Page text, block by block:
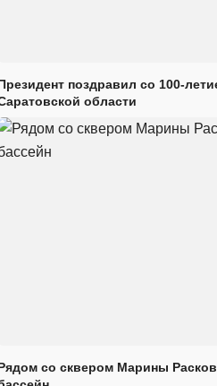
поздравил со 100-
области
со сквером Марины